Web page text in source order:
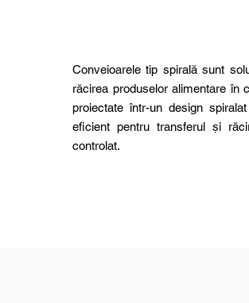
Conveioarele tip spirală sunt
răcirea produselor alimentare în
proiectate într-un design
eficient pentru transferul și
controlat.